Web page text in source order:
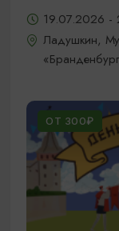
19.07.2026
Ладушкин,
ОТ 300₽